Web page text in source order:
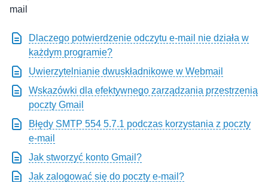
Dlaczego potwierdzenie odczytu e-mail nie działa w
każdym programie?
Uwierzytelnianie dwuskładnikowe w Webmail
Wskazówki dla efektywnego zarządzania przestrzenią
poczty Gmail
Błędy SMTP 554 5.7.1 podczas korzystania z poczty
e-mail
Jak stworzyć konto Gmail?
Jak zalogować się do poczty e-mail?